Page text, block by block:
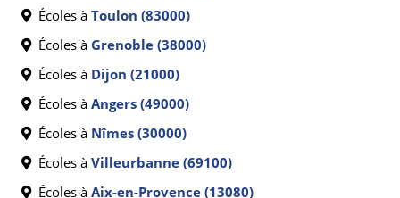
Écoles à Toulon (83000)
Écoles à Grenoble (38000)
Écoles à Dijon (21000)
Écoles à Angers (49000)
Écoles à Nîmes (30000)
Écoles à Villeurbanne (69100)
Écoles à Aix-en-Provence (13080)